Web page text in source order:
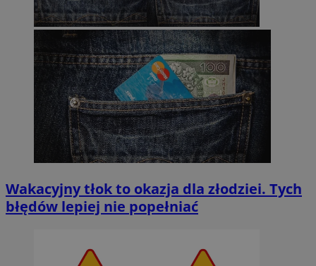
Wakacyjny tłok to okazja dla złodziei. Tych
błędów lepiej nie popełniać